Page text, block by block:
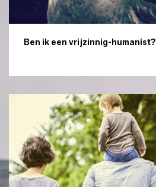
Ben ik een vrijzinnig-humanist?